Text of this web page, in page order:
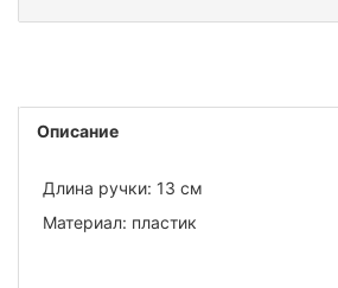
Описание
Длина ручки: 13 см
Материал: пластик